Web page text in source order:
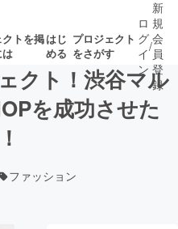
トを掲はじ
める
プロジェクト
をさがす
ロ
グ
イ
ン
/
新
規
会
員
登
録
クト！渋谷マル
を成功させた
ファッション